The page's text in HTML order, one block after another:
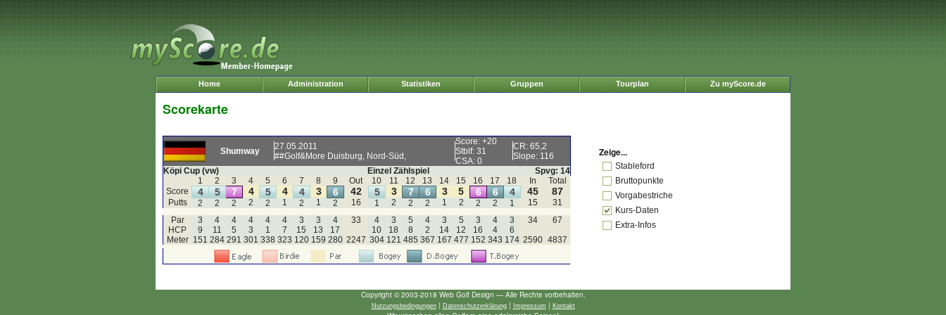
Home Administration Statistiken Gruppen Tourplan Zu myScore.de
Scorekarte
Shumway
27.05.2011
##Golf&More Duisburg, Nord-Süd,
Score: +20
Stblf: 31
CSA: 0
CR: 65,2
Slope: 116
Köpi Cup (vw)
Einzel Zählspiel
Spvg: 14
1
2 3 4 5 6 7 8 9 Out 10 11 12 13 14 15 16 17 18 In
Total
Score
4 5 7 4 5 4 4 3 6 42 5 3 7 6 3 5 6 6 4 45 87
Putts 2 2 2 2 2 1 2 1 2 16 1 2 2 2 1 2 2 2 1 15
31
Par
3 4 4 4 4 4 3 3 4 33 4 3 5 4 3 5 3 4 3 34
67
HCP
9 11 5 3 1 7 15 13 17 10 18 8 2 14 12 16 4
6
Meter 151 284 291 301 338 323 120 159 280 2247 304 121 485 367 167 477 152 343 174 2590 4837
Zeige...
Stableford
Bruttopunkte
Vorgabestriche
Kurs-Daten
Extra-Infos
Copyright © 2003-2018 Web Golf Design — Alle Rechte vorbehalten.
Nutzungsbedingungen| Datenschutzerklärung| Impressum | Kontakt